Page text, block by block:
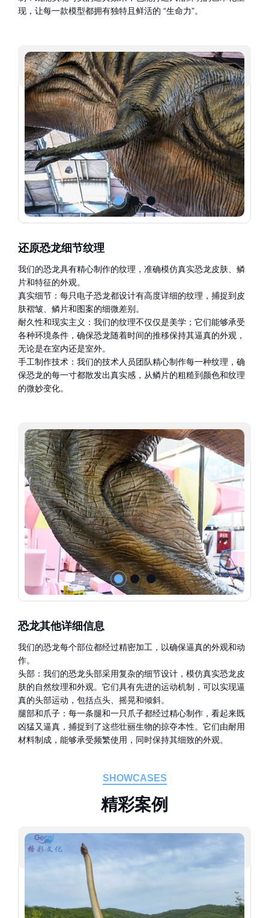
现，让每一款模型都拥有独特且鲜活的 “生命力”。
还原恐龙细节纹理
我们的恐龙具有精心制作的纹理，准确模仿真实恐龙皮肤、鳞
片和特征的外观。
真实细节：每只电子恐龙都设计有高度详细的纹理，捕捉到皮
肤褶皱、鳞片和图案的细微差别。
耐久性和现实主义：我们的纹理不仅仅是美学；它们能够承受
各种环境条件，确保恐龙随着时间的推移保持其逼真的外观，
无论是在室内还是室外。
手工制作技术：我们的技术人员团队精心制作每一种纹理，确
保恐龙的每一寸都散发出真实感，从鳞片的粗糙到颜色和纹理
的微妙变化。
恐龙其他详细信息
我们的恐龙每个部位都经过精密加工，以确保逼真的外观和动
作。
头部：我们的恐龙头部采用复杂的细节设计，模仿真实恐龙皮
肤的自然纹理和外观。它们具有先进的运动机制，可以实现逼
真的头部运动，包括点头、摇晃和倾斜。
腿部和爪子：每一条腿和一只爪子都经过精心制作，看起来既
凶猛又逼真，捕捉到了这些壮丽生物的掠夺本性。它们由耐用
材料制成，能够承受频繁使用，同时保持其细致的外观。
SHOWCASES
精彩案例